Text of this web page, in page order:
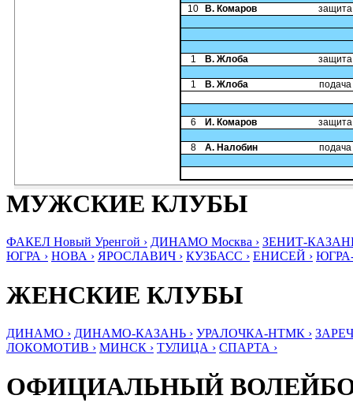
10 В. Комаров защита
1 В. Жлоба защита
1 В. Жлоба подача
6 И. Комаров защита
8 А. Налобин подача
МУЖСКИЕ КЛУБЫ
ФАКЕЛ Новый Уренгой › ДИНАМО Москва › ЗЕНИТ-
ЮГРА › НОВА › ЯРОСЛАВИЧ › КУЗБАСС › ЕНИСЕЙ ›
ЖЕНСКИЕ КЛУБЫ
ДИНАМО › ДИНАМО-КАЗАНЬ › УРАЛОЧКА-НТМК ›
ЛОКОМОТИВ › МИНСК › ТУЛИЦА › СПАРТА ›
ОФИЦИАЛЬНЫЙ